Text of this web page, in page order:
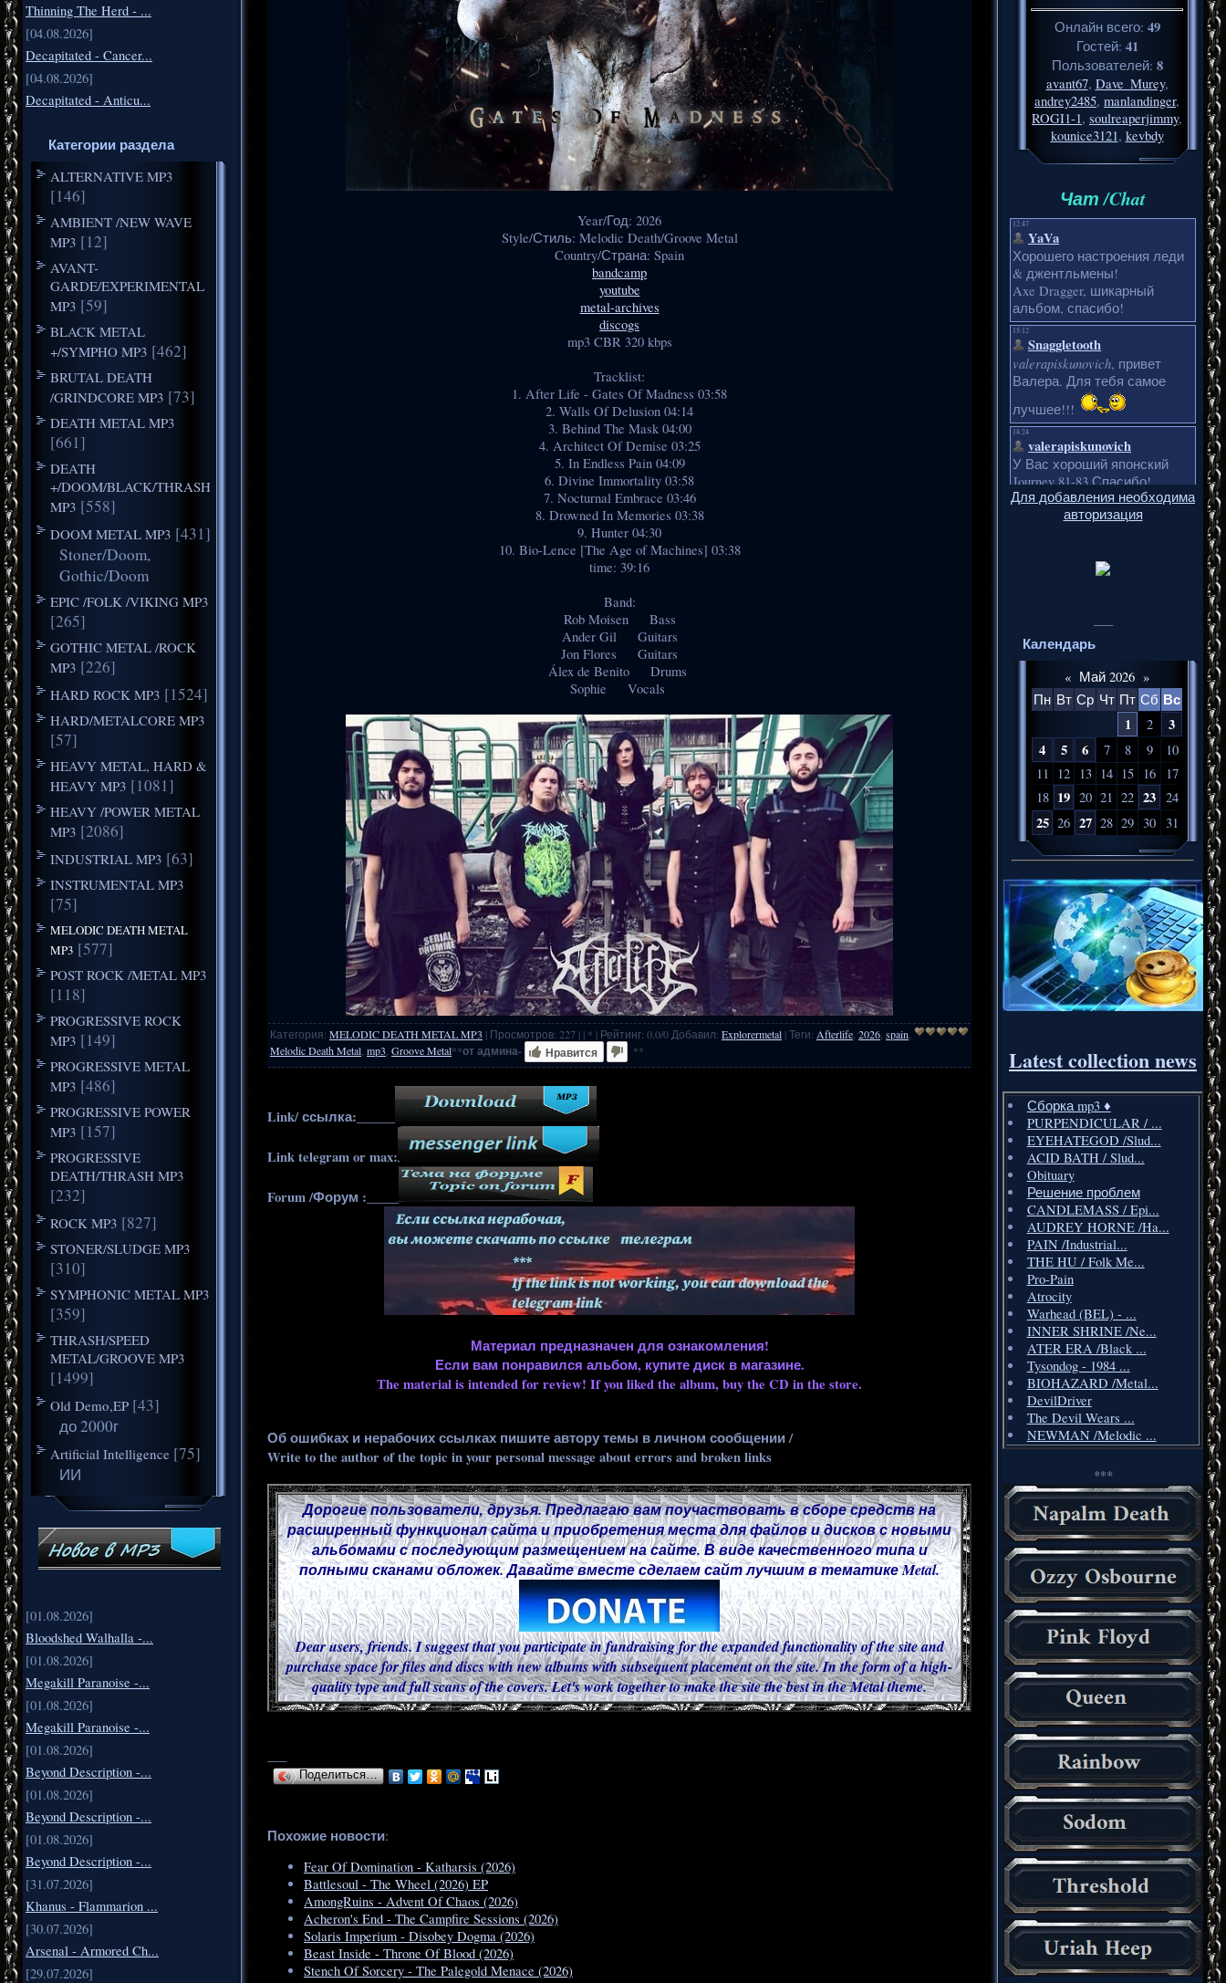
Thinning The Herd - ...
[04.08.2026]
Decapitated - Cancer...
[04.08.2026]
Decapitated - Anticu...
Категории раздела
ALTERNATIVE MP3
[146]
AMBIENT /NEW WAVE
MP3 [12]
AVANT-
GARDE/EXPERIMENTAL
MP3 [59]
BLACK METAL
+/SYMPHO MP3 [462]
BRUTAL DEATH
/GRINDCORE MP3 [73]
DEATH METAL MP3
[661]
DEATH
+/DOOM/BLACK/THRASH
MP3 [558]
DOOM METAL MP3 [431]
Stoner/Doom,
Gothic/Doom
EPIC /FOLK /VIKING MP3
[265]
GOTHIC METAL /ROCK
MP3 [226]
HARD ROCK MP3 [1524]
HARD/METALCORE MP3
[57]
HEAVY METAL, HARD &
HEAVY MP3 [1081]
HEAVY /POWER METAL
MP3 [2086]
INDUSTRIAL MP3 [63]
INSTRUMENTAL MP3
[75]
MELODIC DEATH METAL
MP3 [577]
POST ROCK /METAL MP3
[118]
PROGRESSIVE ROCK
MP3 [149]
PROGRESSIVE METAL
MP3 [486]
PROGRESSIVE POWER
MP3 [157]
PROGRESSIVE
DEATH/THRASH MP3
[232]
ROCK MP3 [827]
STONER/SLUDGE MP3
[310]
SYMPHONIC METAL MP3
[359]
THRASH/SPEED
METAL/GROOVE MP3
[1499]
Old Demo,EP [43]
до 2000г
Artificial Intelligence [75]
ИИ
[01.08.2026]
Bloodshed Walhalla -...
[01.08.2026]
Megakill Paranoise -...
[01.08.2026]
Megakill Paranoise -...
[01.08.2026]
Beyond Description -...
[01.08.2026]
Beyond Description -...
[01.08.2026]
Beyond Description -...
[31.07.2026]
Khanus - Flammarion ...
[30.07.2026]
Arsenal - Armored Ch...
[29.07.2026]
Year/Год: 2026
Style/Стиль: Melodic Death/Groove Metal
Country/Страна: Spain
bandcamp
youtube
metal-archives
discogs
mp3 CBR 320 kbps
Tracklist:
1. After Life - Gates Of Madness 03:58
2. Walls Of Delusion 04:14
3. Behind The Mask 04:00
4. Architect Of Demise 03:25
5. In Endless Pain 04:09
6. Divine Immortality 03:58
7. Nocturnal Embrace 03:46
8. Drowned In Memories 03:38
9. Hunter 04:30
10. Bio-Lence [The Age of Machines] 03:38
time: 39:16
Band:
Rob Moisen Bass
Ander Gil Guitars
Jon Flores Guitars
Álex de Benito Drums
Sophie Vocals
Категория: MELODIC DEATH METAL MP3 | Просмотров: 227 | | * | Рейтинг: 0.0/0 Добавил: Explorermetal |Теги: Afterlife 2026 spain
Melodic Death Metal mp3 Groove Metal**от админа- Нравится **
Link/ ссылка:______
Link telegram or max:
Forum /Форум :_____
Материал предназначен для ознакомления!
Если вам понравился альбом, купите диск в магазине.
The material is intended for review! If you liked the album, buy the CD in the store.
Об ошибках и нерабочих ссылках пишите автору темы в личном сообщении /
Write to the author of the topic in your personal message about errors and broken links
Дорогие пользователи, друзья. Предлагаю вам поучаствовать в сборе средств на
расширенный функционал сайта и приобретения места для файлов и дисков с новыми
альбомами с последующим размещением на сайте. В виде качественного типа и
полными сканами обложек. Давайте вместе сделаем сайт лучшим в тематике Metal.
Dear users, friends. I suggest that you participate in fundraising for the expanded functionality of the site and
purchase space for files and discs with new albums with subsequent placement on the site. In the form of a high-
quality type and full scans of the covers. Let's work together to make the site the best in the Metal theme.
Поделиться…
Похожие новости:
Fear Of Domination - Katharsis (2026)
Battlesoul - The Wheel (2026) EP
AmongRuins - Advent Of Chaos (2026)
Acheron's End - The Campfire Sessions (2026)
Solaris Imperium - Disobey Dogma (2026)
Beast Inside - Throne Of Blood (2026)
Stench Of Sorcery - The Palegold Menace (2026)
Онлайн всего: 49
Гостей: 41
Пользователей: 8
avant67, Dave_Murey,
andrey2485, manlandinger,
ROGI1-1, soulreaperjimmy,
kounice3121, kevbdy
Чат /Chat
Для добавления необходима
авторизация
Календарь
« Май 2026 »
Пн Вт Ср Чт Пт Сб Вс
1
2
3
4
5 6 7 8 9
10
11
12 13 14 15 16
17
18 19 20 21 22 23 24
25 26 27 28 29 30 31
Latest collection news
Сборка mp3 ♦️
PURPENDICULAR / ...
EYEHATEGOD /Slud...
ACID BATH / Slud...
Obituary
Решение проблем
CANDLEMASS / Epi...
AUDREY HORNE /Ha...
PAIN /Industrial...
THE HU / Folk Me...
Pro-Pain
Atrocity
Warhead (BEL) - ...
INNER SHRINE /Ne...
ATER ERA /Black ...
Tysondog - 1984 ...
BIOHAZARD /Metal...
DevilDriver
The Devil Wears ...
NEWMAN /Melodic ...
***